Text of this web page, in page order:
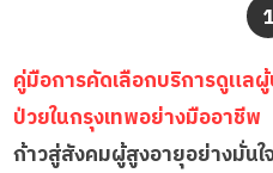
1
คู่มือการคัดเลือกบริการดูแล
ป่วยในกรุงเทพอย่างมืออาชีพ
ก้าวสู่สังคมผู้สูงอายุอย่างมั่น